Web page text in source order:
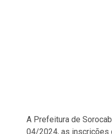
A Prefeitura de
04/2024, as inscrições